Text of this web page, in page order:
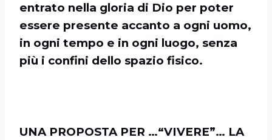
entrato nella gloria di Dio per poter
essere presente accanto a ogni uomo,
in ogni tempo e in ogni luogo, senza
più i confini dello spazio fisico.
UNA PROPOSTA PER …“VIVERE”… LA